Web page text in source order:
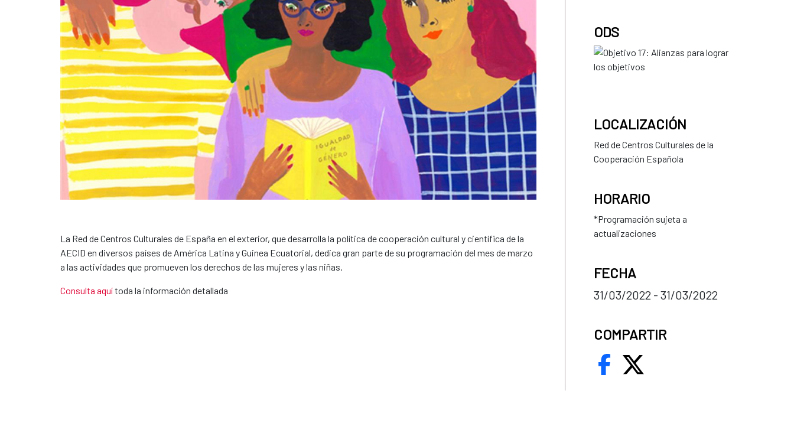
La Red de Centros Culturales de España en el exterior, que desarrolla la política de cooperación cultural y científica de la
AECID en diversos países de América Latina y Guinea Ecuatorial, dedica gran parte de su programación del mes de marzo
a las actividades que promueven los derechos de las mujeres y las niñas.
Consulta aquítoda la información detallada
ODS
LOCALIZACIÓN
Red de Centros Culturales de la
Cooperación Española
HORARIO
*Programación sujeta a
actualizaciones
FECHA
31/03/2022 - 31/03/2022
COMPARTIR